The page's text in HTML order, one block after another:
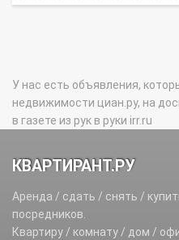
У нас есть объявления,
недвижимости циан.ру, на
в газете из рук в руки irr.ru
КВАРТИРАНТ.РУ
Аренда / сдать / снять /
посредников.
Квартиру / комнату / дом /